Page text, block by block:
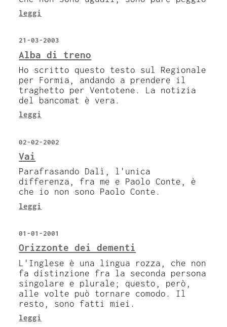
leggi
21-03-2003
Alba di treno
Ho scritto questo testo sul Regionale
per Formia, andando a prendere il
traghetto per Ventotene. La notizia
del bancomat è vera.
leggi
02-02-2002
Vai
Parafrasando Dalì, l'unica
differenza, fra me e Paolo Conte, è
che io non sono Paolo Conte.
leggi
01-01-2001
Orizzonte dei dementi
L'Inglese è una lingua rozza, che non
fa distinzione fra la seconda persona
singolare e plurale; questo, però,
alle volte può tornare comodo. Il
resto, sono fatti miei.
leggi